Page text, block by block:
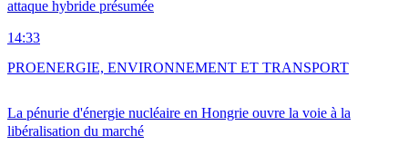
attaque hybride présumée
14:33
La pénurie d'énergie nucléaire en Hongrie ouvre la voie à la
libéralisation du marché
PROENERGIE, ENVIRONNEMENT ET TRANSPORT